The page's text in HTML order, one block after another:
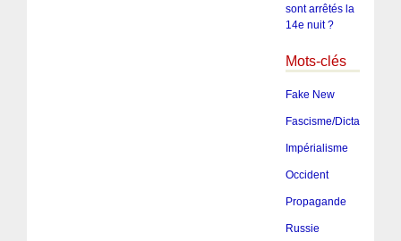
sont arrêtés la
14e nuit ?
Mots-clés
Fake New
Fascisme/Dictature/
Impérialisme
Occident
Propagande
Russie